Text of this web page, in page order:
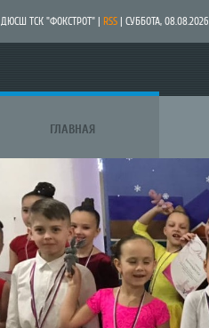
ДЮСШ ТСК "ФОКСТРОТ" | RSS | СУББОТА, 08.08.2026
ГЛАВНАЯ